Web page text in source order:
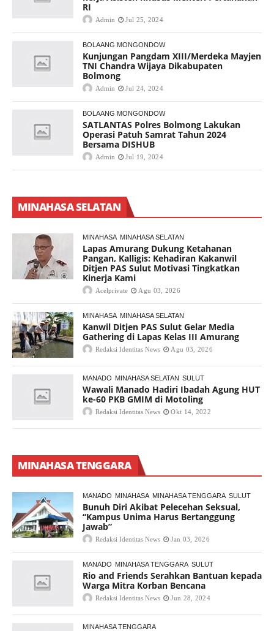
RI
Admin Jul 25, 2024
BOLAANG MONGONDOW
Kunjungan Pangdam XIII/Merdeka Mayjen
TNI Chandra Wijaya Dikabupaten
Bolmong
Admin Jul 24, 2024
BOLAANG MONGONDOW
SATLANTAS Polres Bolmong Lakukan
Operasi Patuh Samrat Tahun 2024
Bersama DISHUB
Admin Jul 19, 2024
MINAHASA SELATAN
MINAHASA MINAHASA SELATAN
Lapas Amurang Dukung Ketahanan
Pangan, Kalligis: Kehadiran Kakanwil
Ditjen PAS Sulut Motivasi Tingkatkan
Kinerja Kami
Acelprivate Agu 03, 2026
MINAHASA MINAHASA SELATAN
Kanwil Ditjen PAS Sulut Gelar Media
Gathering di Lapas Kelas III Amurang
Redaksi Identitas News Agu 03, 2026
MANADO MINAHASA SELATAN SULUT
Wawali Manado Hadiri Ibadah Agung HUT
ke-60 PKB GMIM di Motoling
Redaksi Identitas News Okt 14, 2022
MINAHASA TENGGARA
MANADO MINAHASA MINAHASA TENGGARA SULUT
Bunuh Diri Akibat Pelecehan Seksual,
“Kampus Unima Harus Bertanggung
Jawab”
Redaksi Identitas News Jan 03, 2026
MANADO MINAHASA TENGGARA SULUT
Rio and Friends Serahkan Bantuan kepada
Warga Mitra Korban Bencana
Redaksi Identitas News Jun 28, 2024
MINAHASA TENGGARA